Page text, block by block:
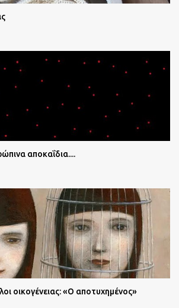
αποκαΐδια....
οικογένειας: «Ο αποτυχημένος»